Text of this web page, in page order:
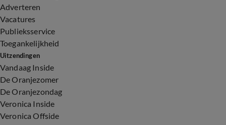
Adverteren
Vacatures
Publieksservice
Toegankelijkheid
Uitzendingen
Vandaag Inside
De Oranjezomer
De Oranjezondag
Veronica Inside
Veronica Offside